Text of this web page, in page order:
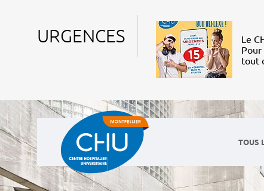
URGENCES
Le
Pour
tout
TOUS